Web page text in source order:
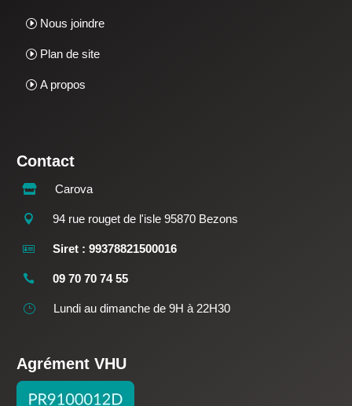
Nous joindre
Plan de site
A propos
Contact
 Carova
 94 rue rouget de l'isle 95870 Bezons
 Siret : 99378821500016
 09 70 70 74 55
} Lundi au dimanche de 9H à 22H30
Agrément VHU